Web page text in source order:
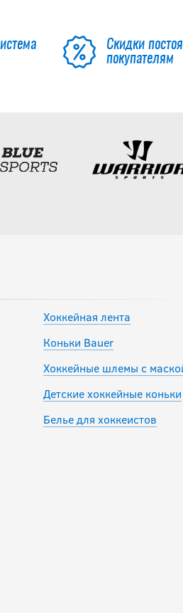
Скидки
покупателям
Хоккейная лента
Коньки Bauer
Хоккейные шлемы с
Детские хоккейные коньки
Белье для хоккеистов